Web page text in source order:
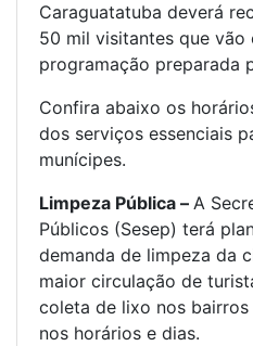
Caraguatatuba deverá
50 mil visitantes que
programação preparada
Confira abaixo os
dos serviços essenciais
munícipes.
Limpeza Pública – A
Públicos (Sesep) terá
demanda de limpeza da
maior circulação de
coleta de lixo nos
nos horários e dias.